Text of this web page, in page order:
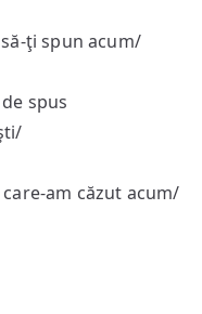
ţi spun acum/
spus
am căzut acum/